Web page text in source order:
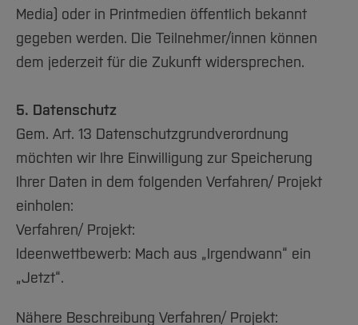
Media) oder in Printmedien öffentlich bekannt
gegeben werden. Die Teilnehmer/innen können
dem jederzeit für die Zukunft widersprechen.
5. Datenschutz
Gem. Art. 13 Datenschutzgrundverordnung
möchten wir Ihre Einwilligung zur Speicherung
Ihrer Daten in dem folgenden Verfahren/ Projekt
einholen:
Verfahren/ Projekt:
Ideenwettbewerb: Mach aus „Irgendwann“ ein
„Jetzt“.
Nähere Beschreibung Verfahren/ Projekt: